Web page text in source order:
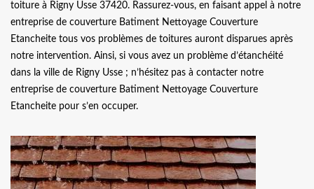
toiture à Rigny Usse 37420. Rassurez-vous, en faisant appel à notre
entreprise de couverture Batiment Nettoyage Couverture
Etancheite tous vos problèmes de toitures auront disparues après
notre intervention. Ainsi, si vous avez un problème d’étanchéité
dans la ville de Rigny Usse ; n’hésitez pas à contacter notre
entreprise de couverture Batiment Nettoyage Couverture
Etancheite pour s’en occuper.